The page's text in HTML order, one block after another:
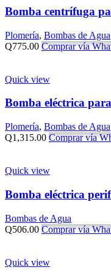
Bomba centrífuga
Plomería, Bombas de Agua
Q775.00 Comprar vía
Quick view
Bomba eléctrica
Plomería, Bombas de Agua
Q1,315.00 Comprar vía
Quick view
Bomba eléctrica
Bombas de Agua
Q506.00 Comprar vía
Quick view